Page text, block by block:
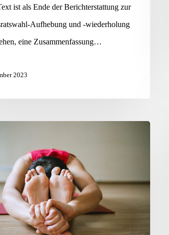
ist als Ende der Berichterstattung zur
Aufhebung und -wiederholung
eine Zusammenfassung…
2023